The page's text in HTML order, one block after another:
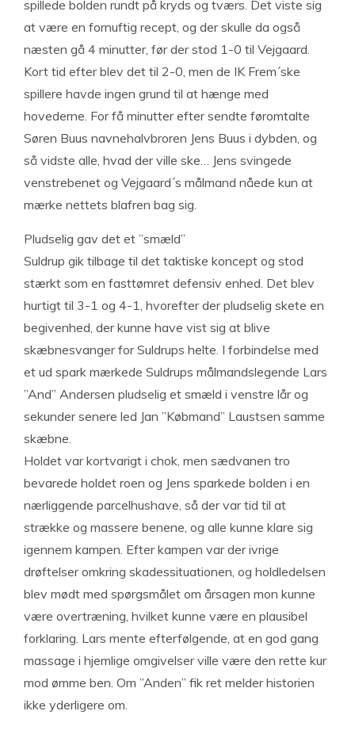
spillede bolden rundt på kryds og tværs. Det viste sig
at være en fornuftig recept, og der skulle da også
næsten gå 4 minutter, før der stod 1-0 til Vejgaard.
Kort tid efter blev det til 2-0, men de IK Frem´ske
spillere havde ingen grund til at hænge med
hovederne. For få minutter efter sendte føromtalte
Søren Buus navnehalvbroren Jens Buus i dybden, og
så vidste alle, hvad der ville ske… Jens svingede
venstrebenet og Vejgaard´s målmand nåede kun at
mærke nettets blafren bag sig.
Pludselig gav det et ”smæld”
Suldrup gik tilbage til det taktiske koncept og stod
stærkt som en fasttømret defensiv enhed. Det blev
hurtigt til 3-1 og 4-1, hvorefter der pludselig skete en
begivenhed, der kunne have vist sig at blive
skæbnesvanger for Suldrups helte. I forbindelse med
et ud spark mærkede Suldrups målmandslegende Lars
”And” Andersen pludselig et smæld i venstre lår og
sekunder senere led Jan ”Købmand” Laustsen samme
skæbne.
Holdet var kortvarigt i chok, men sædvanen tro
bevarede holdet roen og Jens sparkede bolden i en
nærliggende parcelhushave, så der var tid til at
strække og massere benene, og alle kunne klare sig
igennem kampen. Efter kampen var der ivrige
drøftelser omkring skadessituationen, og holdledelsen
blev mødt med spørgsmålet om årsagen mon kunne
være overtræning, hvilket kunne være en plausibel
forklaring. Lars mente efterfølgende, at en god gang
massage i hjemlige omgivelser ville være den rette kur
mod ømme ben. Om ”Anden” fik ret melder historien
ikke yderligere om.